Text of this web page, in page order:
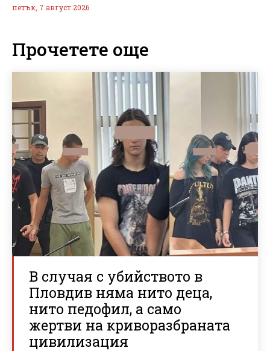
петък, 7 август 2026
Прочетете още
В случая с убийството в
Пловдив няма нито деца,
нито педофил, а само
жертви на криворазбраната
цивилизация